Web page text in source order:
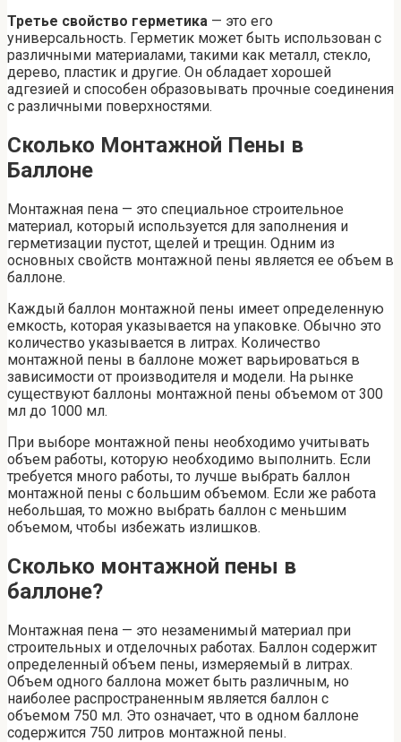
Третье свойство герметика — это его
универсальность. Герметик может быть использован с
различными материалами, такими как металл, стекло,
дерево, пластик и другие. Он обладает хорошей
адгезией и способен образовывать прочные соединения
с различными поверхностями.
Сколько Монтажной Пены в
Баллоне
Монтажная пена — это специальное строительное
материал, который используется для заполнения и
герметизации пустот, щелей и трещин. Одним из
основных свойств монтажной пены является ее объем в
баллоне.
Каждый баллон монтажной пены имеет определенную
емкость, которая указывается на упаковке. Обычно это
количество указывается в литрах. Количество
монтажной пены в баллоне может варьироваться в
зависимости от производителя и модели. На рынке
существуют баллоны монтажной пены объемом от 300
мл до 1000 мл.
При выборе монтажной пены необходимо учитывать
объем работы, которую необходимо выполнить. Если
требуется много работы, то лучше выбрать баллон
монтажной пены с большим объемом. Если же работа
небольшая, то можно выбрать баллон с меньшим
объемом, чтобы избежать излишков.
Сколько монтажной пены в
баллоне?
Монтажная пена — это незаменимый материал при
строительных и отделочных работах. Баллон содержит
определенный объем пены, измеряемый в литрах.
Объем одного баллона может быть различным, но
наиболее распространенным является баллон с
объемом 750 мл. Это означает, что в одном баллоне
содержится 750 литров монтажной пены.